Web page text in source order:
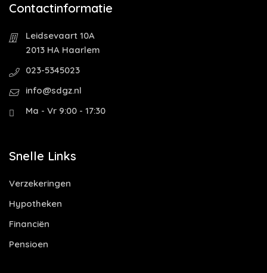
Contactinformatie
Leidsevaart 10A
2013 HA Haarlem
023-5345023
info@sdgz.nl
Ma - Vr 9:00 - 17:30
Snelle Links
Verzekeringen
Hypotheken
Financiën
Pensioen